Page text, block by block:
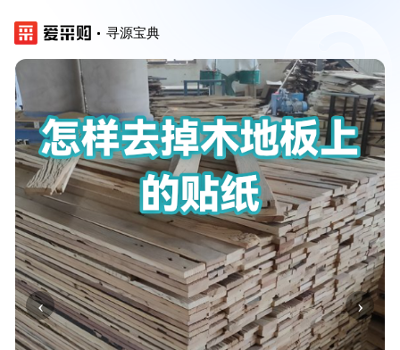
寻源宝典
‹ ›